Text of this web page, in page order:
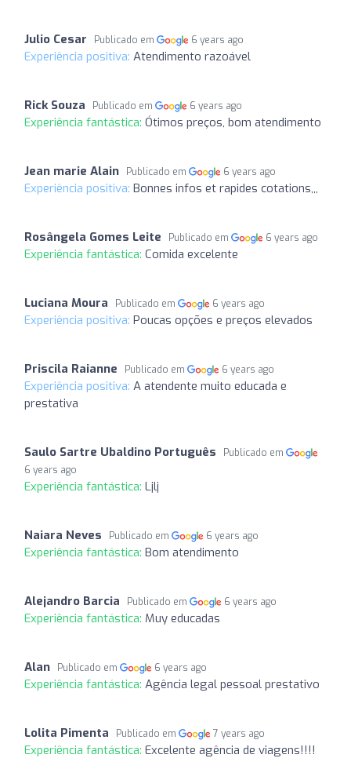
Julio Cesar Publicado em 6 years ago
Experiência positiva: Atendimento razoável
Rick Souza Publicado em 6 years ago
Experiência fantástica: Ótimos preços, bom atendimento
Jean marie Alain Publicado em 6 years ago
Experiência positiva: Bonnes infos et rapides cotations,,,
Rosângela Gomes Leite Publicado em 6 years ago
Experiência fantástica: Comida excelente
Luciana Moura Publicado em 6 years ago
Experiência positiva: Poucas opções e preços elevados
Priscila Raianne Publicado em 6 years ago
Experiência positiva: A atendente muito educada e
prestativa
Saulo Sartre Ubaldino Português
Publicado em
6 years ago
Experiência fantástica: Ljlj
Naiara Neves Publicado em 6 years ago
Experiência fantástica: Bom atendimento
Alejandro Barcia Publicado em 6 years ago
Experiência fantástica: Muy educadas
Alan Publicado em 6 years ago
Experiência fantástica: Agência legal pessoal prestativo
Lolita Pimenta Publicado em 7 years ago
Experiência fantástica: Excelente agência de viagens!!!!